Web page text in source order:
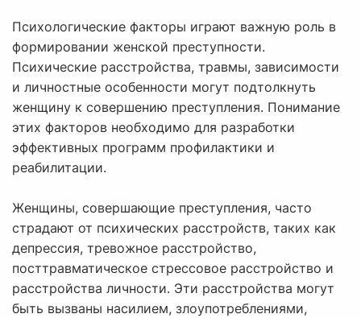
Психологические факторы играют важную роль в
формировании женской преступности.
Психические расстройства, травмы, зависимости
и личностные особенности могут подтолкнуть
женщину к совершению преступления. Понимание
этих факторов необходимо для разработки
эффективных программ профилактики и
реабилитации.
Женщины, совершающие преступления, часто
страдают от психических расстройств, таких как
депрессия, тревожное расстройство,
посттравматическое стрессовое расстройство и
расстройства личности. Эти расстройства могут
быть вызваны насилием, злоупотреблениями,